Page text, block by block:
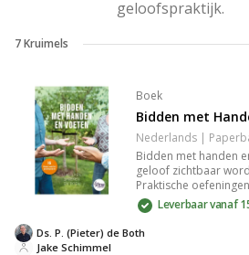
geloofspraktijk.
7Kruimels
Boek
Bidden met
Bidden met handen
geloof zichtbaar
Praktische
herkenbare
dat je doet met je
wandelen en werken.
Leverbaar vanaf
Jake Schimmel
Ds. P. (Pieter) de Both